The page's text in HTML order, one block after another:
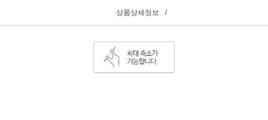
상품상세정보